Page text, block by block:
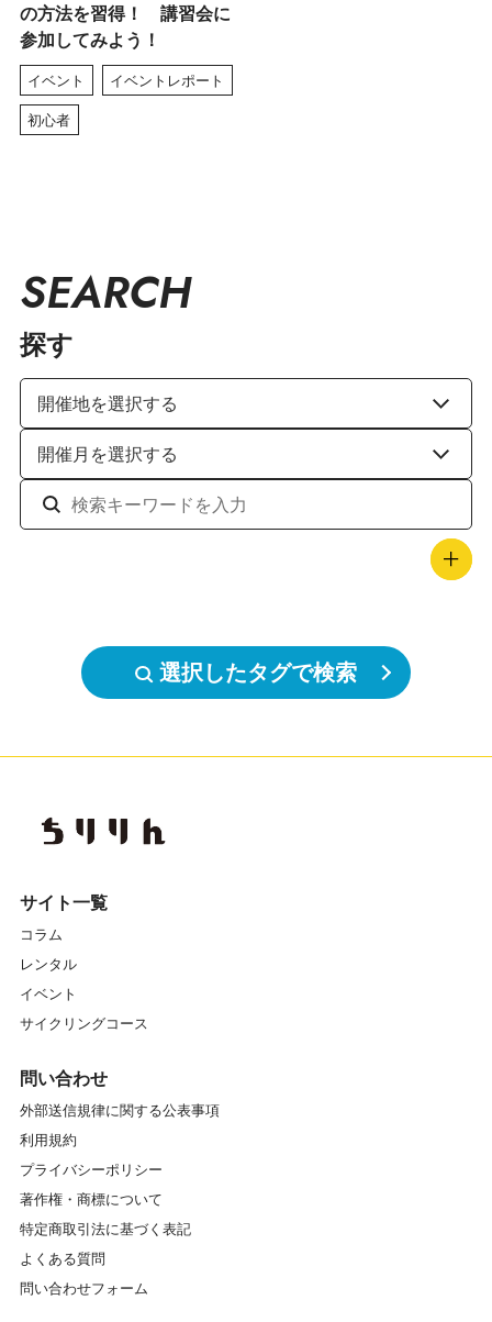
の方法を習得！ 講習会に
参加してみよう！
イベント イベントレポート
初心者
SEARCH
探す
選択したタグで検索
サイト一覧
コラム
レンタル
イベント
サイクリングコース
問い合わせ
外部送信規律に関する公表事項
利用規約
プライバシーポリシー
著作権・商標について
特定商取引法に基づく表記
よくある質問
問い合わせフォーム